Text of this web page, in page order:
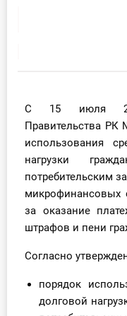
Справочник
Участник ВЭД
Практика ИП
Кадры. Труд.
Учет по отраслям
Юридический
С 15 июля
Правительства РК
использования
нагрузки
потребительским
микрофинансовых
за оказание
штрафов и пени
Согласно
порядок
долговой